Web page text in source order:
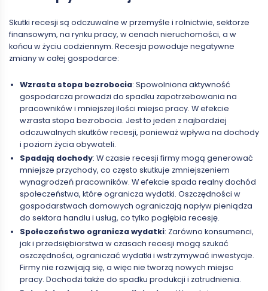
Skutki recesji są odczuwalne w przemyśle i rolnictwie, sektorze
finansowym, na rynku pracy, w cenach nieruchomości, a w
końcu w życiu codziennym. Recesja powoduje negatywne
zmiany w całej gospodarce:
Wzrasta stopa bezrobocia: Spowolniona aktywność
gospodarcza prowadzi do spadku zapotrzebowania na
pracowników i mniejszej ilości miejsc pracy. W efekcie
wzrasta stopa bezrobocia. Jest to jeden z najbardziej
odczuwalnych skutków recesji, ponieważ wpływa na dochody
i poziom życia obywateli.
Spadają dochody: W czasie recesji firmy mogą generować
mniejsze przychody, co często skutkuje zmniejszeniem
wynagrodzeń pracowników. W efekcie spada realny dochód
społeczeństwa, które ogranicza wydatki. Oszczędności w
gospodarstwach domowych ograniczają napływ pieniądza
do sektora handlu i usług, co tylko pogłębia recesję.
Społeczeństwo ogranicza wydatki: Zarówno konsumenci,
jak i przedsiębiorstwa w czasach recesji mogą szukać
oszczędności, ograniczać wydatki i wstrzymywać inwestycje.
Firmy nie rozwijają się, a więc nie tworzą nowych miejsc
pracy. Dochodzi także do spadku produkcji i zatrudnienia.